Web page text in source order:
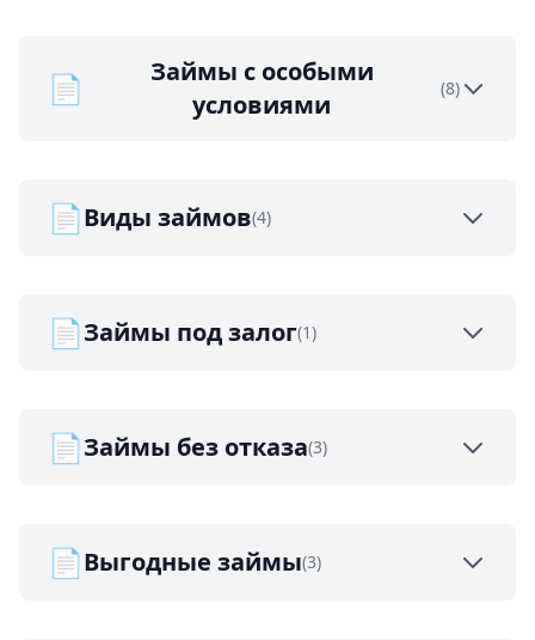
📄
Займы с особыми
условиями
(8)
📄Виды займов(4)
📄Займы под залог(1)
📄Займы без отказа(3)
📄Выгодные займы(3)